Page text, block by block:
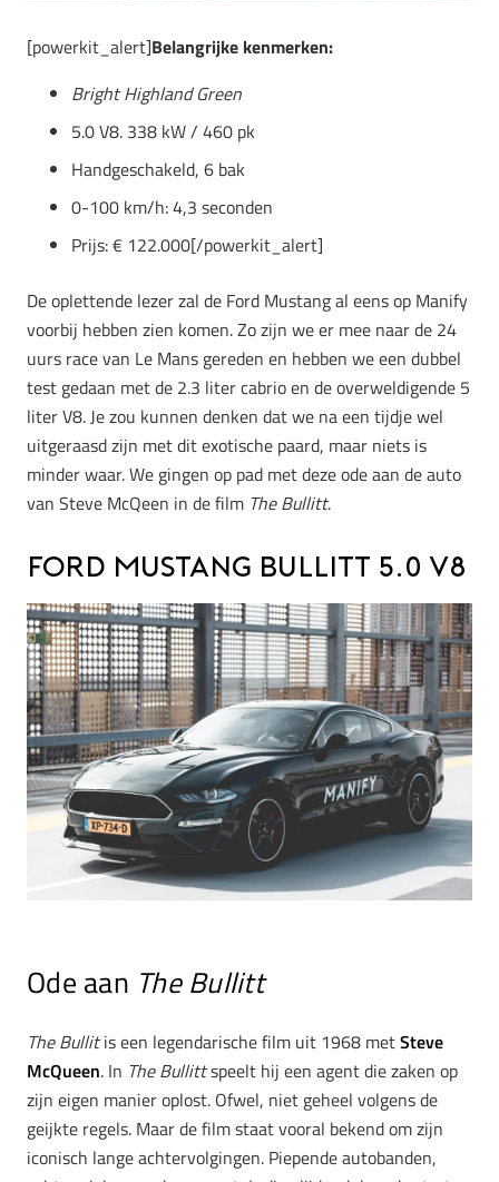
[powerkit_alert]Belangrijke kenmerken:
Bright Highland Green
5.0 V8. 338 kW / 460 pk
Handgeschakeld, 6 bak
0-100 km/h: 4,3 seconden
Prijs: € 122.000[/powerkit_alert]
De oplettende lezer zal de Ford Mustang al eens op Manify
voorbij hebben zien komen. Zo zijn we er mee naar de 24
uurs race van Le Mans gereden en hebben we een dubbel
test gedaan met de 2.3 liter cabrio en de overweldigende 5
liter V8. Je zou kunnen denken dat we na een tijdje wel
uitgeraasd zijn met dit exotische paard, maar niets is
minder waar. We gingen op pad met deze ode aan de auto
van Steve McQeen in de film The Bullitt.
Ford Mustang Bullitt 5.0 V8
Ode aan The Bullitt
The Bullitis een legendarische film uit 1968 metSteve
McQueen. In The Bullittspeelt hij een agent die zaken op
zijn eigen manier oplost. Ofwel, niet geheel volgens de
geijkte regels. Maar de film staat vooral bekend om zijn
iconisch lange achtervolgingen. Piepende autobanden,